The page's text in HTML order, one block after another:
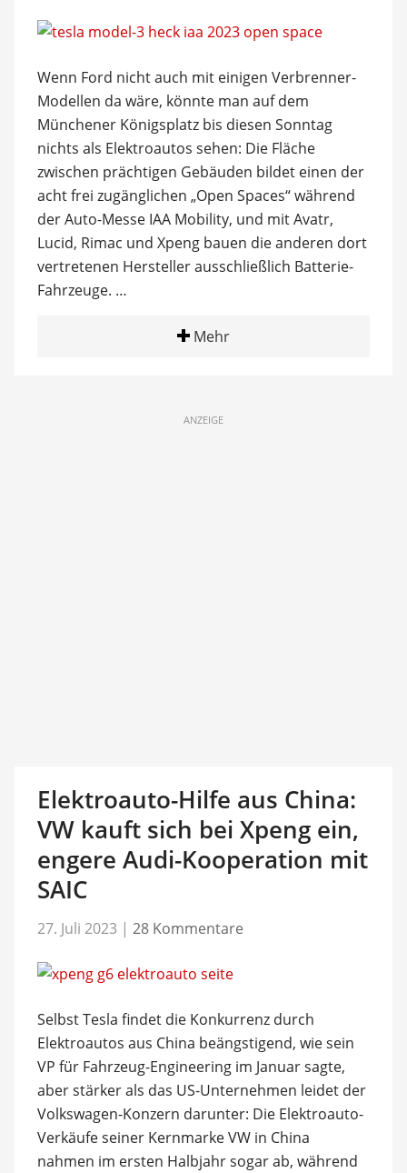
Wenn Ford nicht auch mit einigen Verbrenner-
Modellen da wäre, könnte man auf dem
Münchener Königsplatz bis diesen Sonntag
nichts als Elektroautos sehen: Die Fläche
zwischen prächtigen Gebäuden bildet einen der
acht frei zugänglichen „Open Spaces“ während
der Auto-Messe IAA Mobility, und mit Avatr,
Lucid, Rimac und Xpeng bauen die anderen dort
vertretenen Hersteller ausschließlich Batterie-
Fahrzeuge. …
Mehr
ANZEIGE
Elektroauto-Hilfe aus China:
VW kauft sich bei Xpeng ein,
engere Audi-Kooperation mit
SAIC
27. Juli 2023 | 28 Kommentare
Selbst Tesla findet die Konkurrenz durch
Elektroautos aus China beängstigend, wie sein
VP für Fahrzeug-Engineering im Januar sagte,
aber stärker als das US-Unternehmen leidet der
Volkswagen-Konzern darunter: Die Elektroauto-
Verkäufe seiner Kernmarke VW in China
nahmen im ersten Halbjahr sogar ab, während